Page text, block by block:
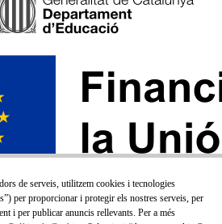
de serveis, utilitzem cookies i tecnologies
per proporcionar i protegir els nostres serveis, per
i per publicar anuncis rellevants. Per a més